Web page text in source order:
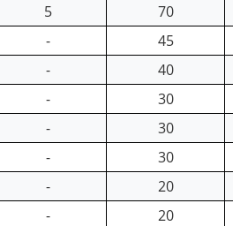
5 70
- 45
- 40
- 30
- 30
- 30
- 20
- 20